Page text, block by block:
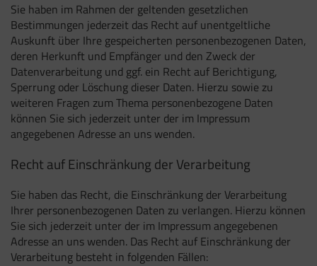
Sie haben im Rahmen der geltenden gesetzlichen
Bestimmungen jederzeit das Recht auf unentgeltliche
Auskunft über Ihre gespeicherten personenbezogenen Daten,
deren Herkunft und Empfänger und den Zweck der
Datenverarbeitung und ggf. ein Recht auf Berichtigung,
Sperrung oder Löschung dieser Daten. Hierzu sowie zu
weiteren Fragen zum Thema personenbezogene Daten
können Sie sich jederzeit unter der im Impressum
angegebenen Adresse an uns wenden.
Recht auf Einschränkung der Verarbeitung
Sie haben das Recht, die Einschränkung der Verarbeitung
Ihrer personenbezogenen Daten zu verlangen. Hierzu können
Sie sich jederzeit unter der im Impressum angegebenen
Adresse an uns wenden. Das Recht auf Einschränkung der
Verarbeitung besteht in folgenden Fällen: